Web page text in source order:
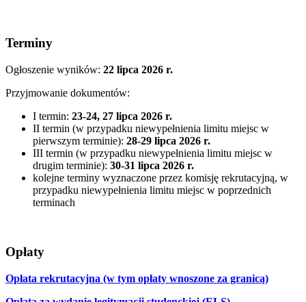
Terminy
Ogłoszenie wyników: 22 lipca 2026 r.
Przyjmowanie dokumentów:
I termin: 23-24, 27 lipca 2026 r.
II termin (w przypadku niewypełnienia limitu miejsc w
pierwszym terminie): 28-29 lipca 2026 r.
III termin (w przypadku niewypełnienia limitu miejsc w
drugim terminie): 30-31 lipca 2026 r.
kolejne terminy wyznaczone przez komisję rekrutacyjną, w
przypadku niewypełnienia limitu miejsc w poprzednich
terminach
Opłaty
Opłata rekrutacyjna (w tym opłaty wnoszone za granicą)